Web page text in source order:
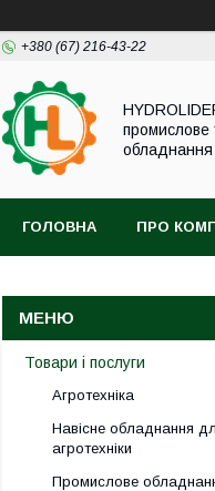
+380 (67) 216-43-22
промислове
обладнання
ГОЛОВНА ПРО
Товари і послуги
Агротехніка
Навісне обладнання
агротехніки
Промислове